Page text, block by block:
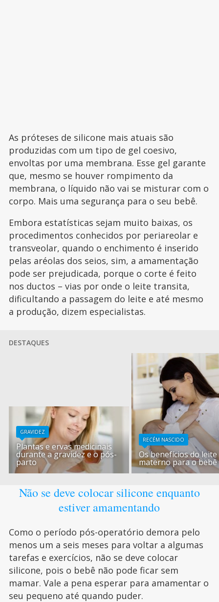
As próteses de silicone mais atuais são
produzidas com um tipo de gel coesivo,
envoltas por uma membrana. Esse gel garante
que, mesmo se houver rompimento da
membrana, o líquido não vai se misturar com o
corpo. Mais uma segurança para o seu bebê.
Embora estatísticas sejam muito baixas, os
procedimentos conhecidos por periareolar e
transveolar, quando o enchimento é inserido
pelas aréolas dos seios, sim, a amamentação
pode ser prejudicada, porque o corte é feito
nos ductos – vias por onde o leite transita,
dificultando a passagem do leite e até mesmo
a produção, dizem especialistas.
DESTAQUES
GRAVIDEZ
Plantas e ervas medicinais
durante a gravidez e o pós-
parto
RECÉM NASCIDO
Os benefícios do leite
materno para o bebê
Não se deve colocar silicone enquanto
estiver amamentando
Como o período pós-operatório demora pelo
menos um a seis meses para voltar a algumas
tarefas e exercícios, não se deve colocar
silicone, pois o bebê não pode ficar sem
mamar. Vale a pena esperar para amamentar o
seu pequeno até quando puder.